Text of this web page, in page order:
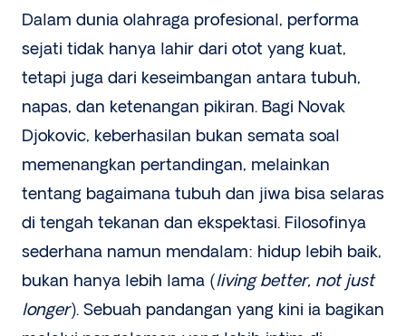
Dalam dunia olahraga profesional, performa
sejati tidak hanya lahir dari otot yang kuat,
tetapi juga dari keseimbangan antara tubuh,
napas, dan ketenangan pikiran. Bagi Novak
Djokovic, keberhasilan bukan semata soal
memenangkan pertandingan, melainkan
tentang bagaimana tubuh dan jiwa bisa selaras
di tengah tekanan dan ekspektasi. Filosofinya
sederhana namun mendalam: hidup lebih baik,
bukan hanya lebih lama (living better, not just
longer). Sebuah pandangan yang kini ia bagikan